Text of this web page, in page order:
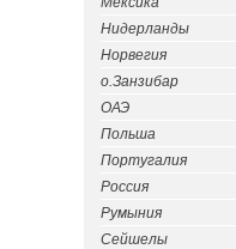
Нидерланды
Норвегия
о.Занзибар
ОАЭ
Польша
Португалия
Россия
Румыния
Сейшелы